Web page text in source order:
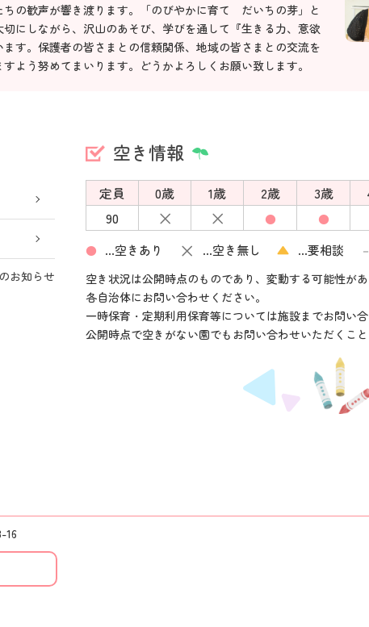
の歓声が響き渡ります。「のびやかに育て だいちの芽」と
にしながら、沢山のあそび、学びを通して『生きる力、意欲
す。保護者の皆さまとの信頼関係、地域の皆さまとの交流を
よう努めてまいります。どうかよろしくお願い致します。
お知らせ
空き情報
定員 0歳 1歳 2歳 3歳
90
× × ● ●
● …空きあり × …空き無し ▲ …要相談 －
空き状況は公開時点のものであり、変動する可能性が
各自治体にお問い合わせください。
一時保育・定期利用保育等については施設までお問い合
公開時点で空きがない園でもお問い合わせいただくこと
16